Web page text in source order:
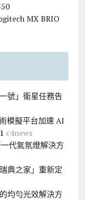
MX BRIO
號」衛星任務告
模擬平台加速 AI
c4news
代氣氛燈解決方
典之家」重新定
均勻光效解決方